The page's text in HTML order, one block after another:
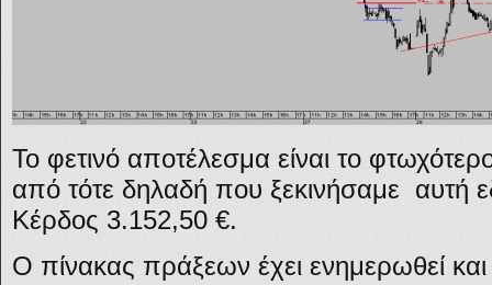
Το φετινό αποτέλεσμα είναι το
από τότε δηλαδή που ξεκινήσαμε αυτή
Κέρδος 3.152,50 €.
Ο πίνακας πράξεων έχει ενημερωθεί και